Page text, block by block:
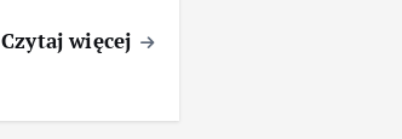
Czytaj więcej